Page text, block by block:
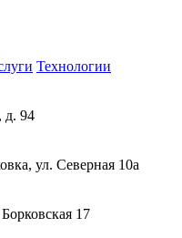
Технологии
д. 94
ул. Северная 10а
17